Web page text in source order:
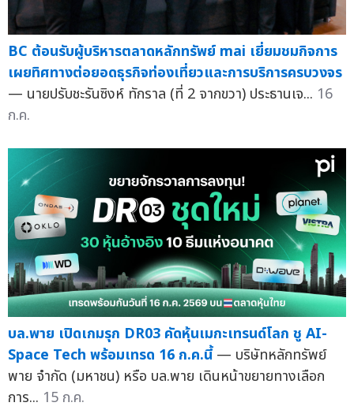
BC ต้อนรับผู้บริหารตลาดหลักทรัพย์ mai เยี่ยมชมกิจการ
เผยทิศทางต่อยอดธุรกิจท่องเที่ยวและการบริการครบวงจร
— นายปรับชะรันซิงห์ ทักราล (ที่ 2 จากขวา) ประธานเจ... 16
ก.ค.
บล.พาย เปิดเกมรุก DR03 คัดหุ้นเมกะเทรนด์โลก ชู AI-
Space Tech พร้อมเทรด 16 ก.ค.นี้ — บริษัทหลักทรัพย์
พาย จำกัด (มหาชน) หรือ บล.พาย เดินหน้าขยายทางเลือก
การ... 15 ก.ค.